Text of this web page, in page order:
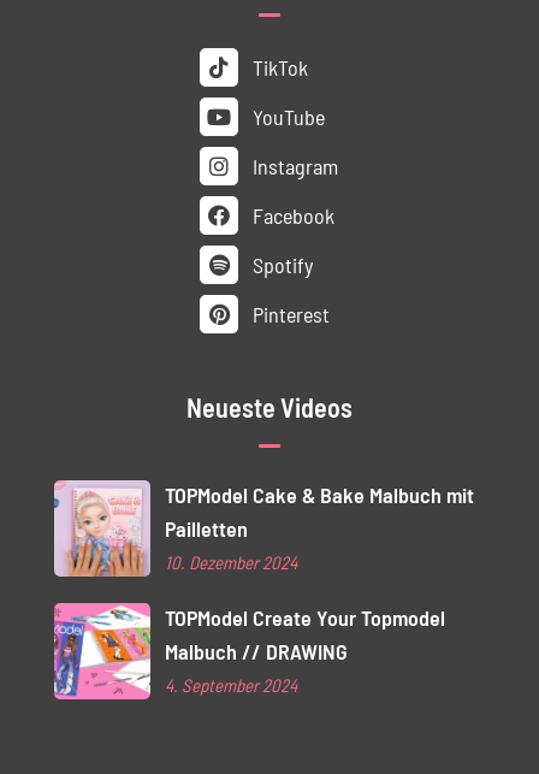
TikTok
YouTube
Instagram
Facebook
Spotify
Pinterest
Neueste Videos
TOPModel Cake & Bake Malbuch mit
Pailletten
10. Dezember 2024
TOPModel Create Your Topmodel
Malbuch // DRAWING
4. September 2024